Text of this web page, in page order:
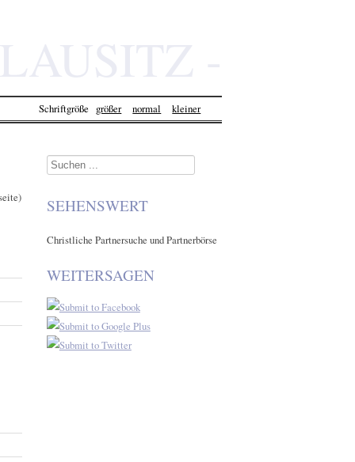
Schriftgröße größer normal kleiner
Suchen
SEHENSWERT
Christliche Partnersuche und Partnerbörse
WEITERSAGEN